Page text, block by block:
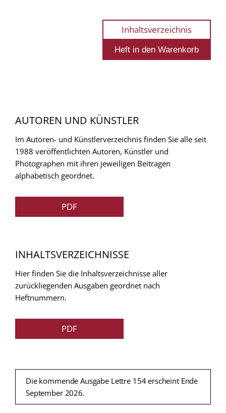
Inhaltsverzeichnis
AUTOREN UND KÜNSTLER
Im Autoren- und Künstlerverzeichnis finden Sie alle seit
1988 veröffentlichten Autoren, Künstler und
Photographen mit ihren jeweiligen Beitragen
alphabetisch geordnet.
PDF
INHALTSVERZEICHNISSE
Hier finden Sie die Inhaltsverzeichnisse aller
zurückliegenden Ausgaben geordnet nach
Heftnummern.
PDF
Die kommende Ausgabe Lettre 154 erscheint Ende
September 2026.